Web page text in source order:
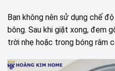
Bạn không nên sử dụng chế
bông. Sau khi giặt xong, đem
trời nhẹ hoặc trong bóng râm